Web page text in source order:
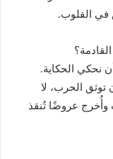
في القلوب.
نحكي الحكاية.
توثق الحرب، لا
وأُخرج عروضًا تُنقذ